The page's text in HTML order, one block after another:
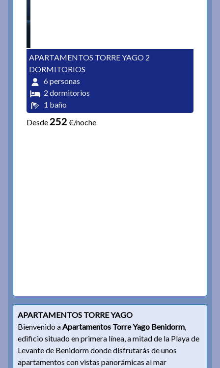
APARTAMENTOS TORRE YAGO 2
DORMITORIOS
6 personas
2 dormitorios
1 baño
Desde252 €/noche
APARTAMENTOS TORRE YAGO
Bienvenido aApartamentos Torre Yago Benidorm,
edificio situado en primera línea, a mitad de la Playa de
Levante de Benidorm donde disfrutarás de unos
apartamentos con vistas panorámicas al mar